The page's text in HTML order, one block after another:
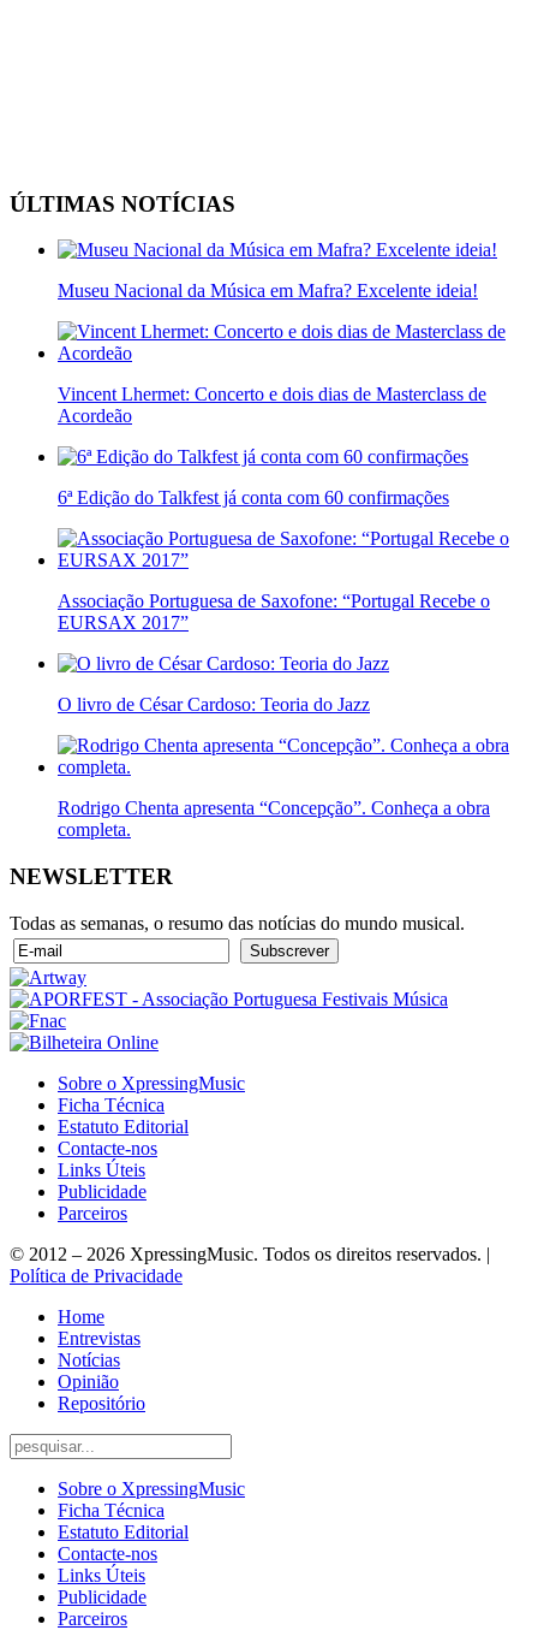
ÚLTIMAS NOTÍCIAS
Museu Nacional da Música em Mafra? Excelente ideia!
Vincent Lhermet: Concerto e dois dias de Masterclass de
Acordeão
6ª Edição do Talkfest já conta com 60 confirmações
Associação Portuguesa de Saxofone: “Portugal Recebe o
EURSAX 2017”
O livro de César Cardoso: Teoria do Jazz
Rodrigo Chenta apresenta “Concepção”. Conheça a obra
completa.
NEWSLETTER
Todas as semanas, o resumo das notícias do mundo musical.
Sobre o XpressingMusic
Ficha Técnica
Estatuto Editorial
Contacte-nos
Links Úteis
Publicidade
Parceiros
© 2012 – 2026 XpressingMusic. Todos os direitos reservados. |
Política de Privacidade
Home
Entrevistas
Notícias
Opinião
Repositório
Sobre o XpressingMusic
Ficha Técnica
Estatuto Editorial
Contacte-nos
Links Úteis
Publicidade
Parceiros